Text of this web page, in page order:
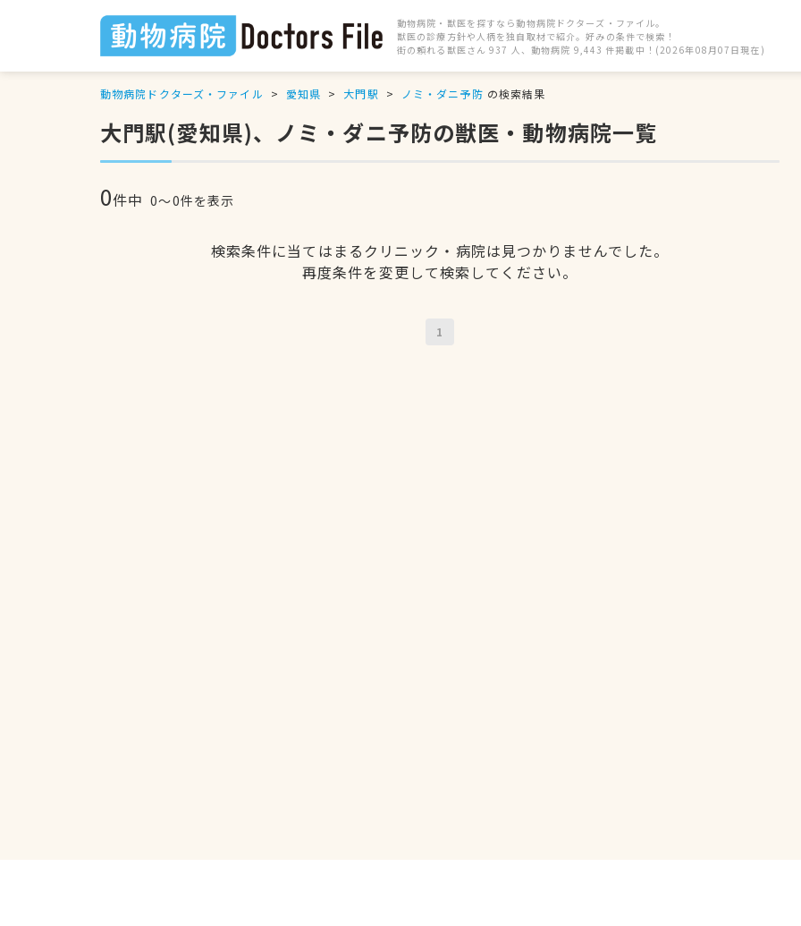
動物病院・獣医を探すなら動物病院ドクターズ・ファイル。
獣医の診療方針や人柄を独自取材で紹介。好みの条件で検索！
街の頼れる獣医さん 937 人、動物病院 9,443 件掲載中！(2026年08月07日現在)
動物病院ドクターズ・ファイル 愛知県 大門駅 ノミ・ダニ予防 の検索結果
大門駅(愛知県)、ノミ・ダニ予防の獣医・動物病院一覧
0件中 0〜0件を表示
検索条件に当てはまるクリニック・病院は見つかりませんでした。
再度条件を変更して検索してください。
1